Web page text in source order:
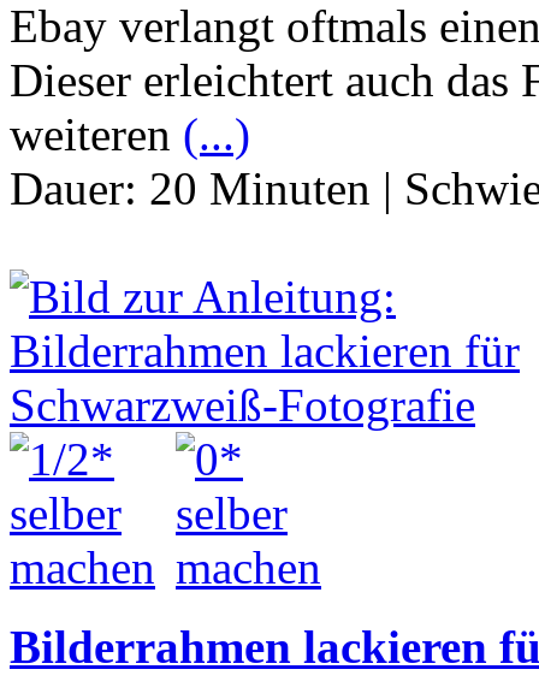
Ebay verlangt oftmals
Dieser erleichtert auch
weiteren (...)
Dauer: 20 Minuten |
Bilderrahmen lackieren